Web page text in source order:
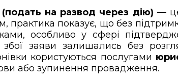
на развод через дію) —
практика показує, що без
особливо у сфері
заяви залишались без
користуються послугами
або зупинення провадження.